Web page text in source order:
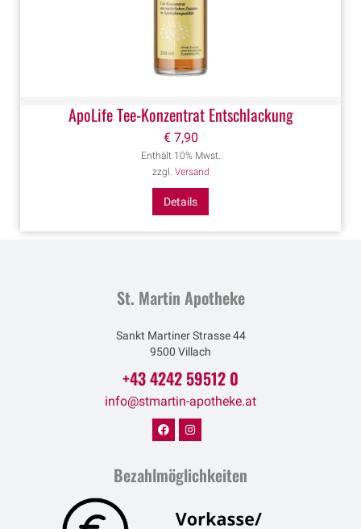
ApoLife Tee-Konzentrat Entschlackung
€7,90
Enthält 10% Mwst.
zzgl. Versand
Details
St. Martin Apotheke
Sankt Martiner Strasse 44
9500 Villach
+43 4242 59512 0
info@stmartin-apotheke.at
Bezahlmöglichkeiten